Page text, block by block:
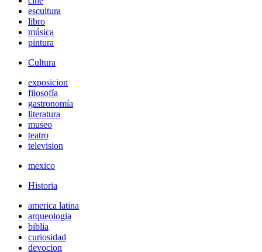
escultura
libro
música
pintura
Cultura
exposicion
filosofía
gastronomía
literatura
museo
teatro
television
mexico
Historia
america latina
arqueologia
biblia
curiosidad
devocion